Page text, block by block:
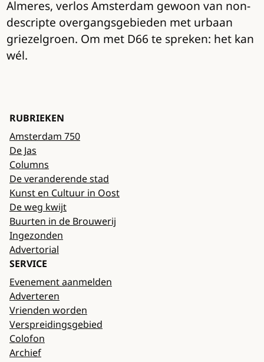
Almeres, verlos Amsterdam gewoon van non-
descripte overgangsgebieden met urbaan
griezelgroen. Om met D66 te spreken: het kan
wél.
RUBRIEKEN
Amsterdam 750
De Jas
Columns
De veranderende stad
Kunst en Cultuur in Oost
De weg kwijt
Buurten in de Brouwerij
Ingezonden
Advertorial
SERVICE
Evenement aanmelden
Adverteren
Vrienden worden
Verspreidingsgebied
Colofon
Archief